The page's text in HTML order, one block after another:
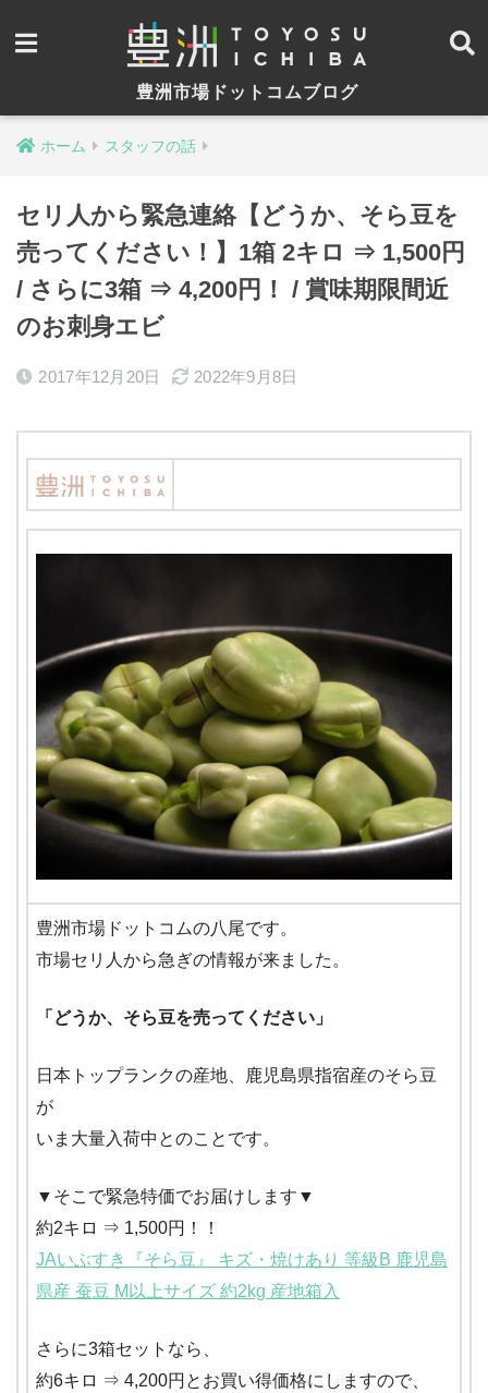
豊洲市場ドットコムブログ
ホーム スタッフの話
セリ人から緊急連絡【どうか、そら豆を
売ってください！】1箱 2キロ ⇒ 1,500円
/ さらに3箱 ⇒ 4,200円！ / 賞味期限間近
のお刺身エビ
2017年12月20日 2022年9月8日
豊洲市場ドットコムの八尾です。
市場セリ人から急ぎの情報が来ました。
「どうか、そら豆を売ってください」
日本トップランクの産地、鹿児島県指宿産のそら豆
が
いま大量入荷中とのことです。
▼そこで緊急特価でお届けします▼
約2キロ ⇒ 1,500円！！
JAいぶすき『そら豆』 キズ・焼けあり 等級B 鹿児島
県産 蚕豆 M以上サイズ 約2kg 産地箱入
さらに3箱セットなら、
約6キロ ⇒ 4,200円とお買い得価格にしますので、